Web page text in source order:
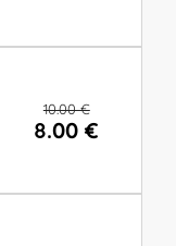
10.00 €
8.00 €